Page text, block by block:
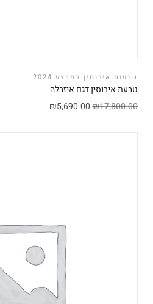
טבעות אירוסין במבצע 2024
טבעת אירוסין דגם איזבלה
₪17,800.00
₪5,690.00